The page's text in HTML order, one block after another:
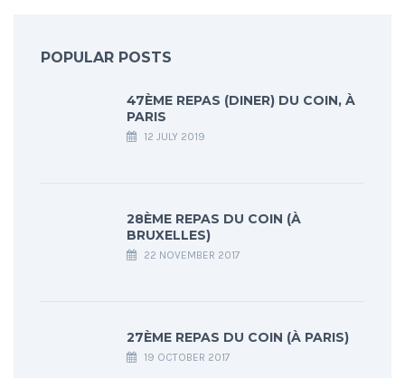
POPULAR POSTS
47ÈME REPAS (DINER) DU COIN, À
PARIS
12 JULY 2019
28ÈME REPAS DU COIN (À
BRUXELLES)
22 NOVEMBER 2017
27ÈME REPAS DU COIN (À PARIS)
19 OCTOBER 2017